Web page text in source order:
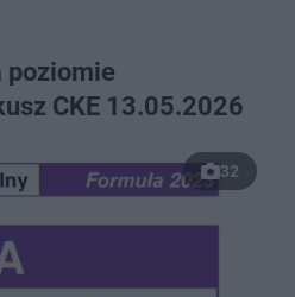
poziomie
CKE 13.05.2026
32